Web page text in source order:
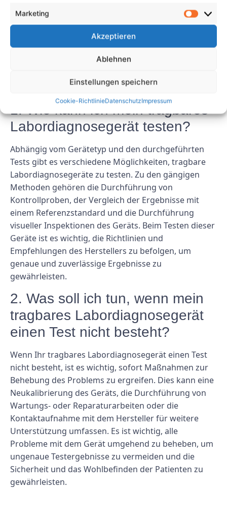
Marketing
Akzeptieren
Ablehnen
Einstellungen speichern
Cookie-RichtlinieDatenschutzImpressum
die Geräte ordnungsgemäß verwendet werden.
Indem sie den Tests Priorität einräumen, können
medizinische Fachkräfte auf die Ergebnisse dieser
Geräte vertrauen und ihren Patienten die
bestmögliche Versorgung bieten.
1. Wie kann ich mein tragbares
Labordiagnosegerät testen?
Abhängig vom Gerätetyp und den durchgeführten
Tests gibt es verschiedene Möglichkeiten, tragbare
Labordiagnosegeräte zu testen. Zu den gängigen
Methoden gehören die Durchführung von
Kontrollproben, der Vergleich der Ergebnisse mit
einem Referenzstandard und die Durchführung
visueller Inspektionen des Geräts. Beim Testen dieser
Geräte ist es wichtig, die Richtlinien und
Empfehlungen des Herstellers zu befolgen, um
genaue und zuverlässige Ergebnisse zu
gewährleisten.
2. Was soll ich tun, wenn mein
tragbares Labordiagnosegerät
einen Test nicht besteht?
Wenn Ihr tragbares Labordiagnosegerät einen Test
nicht besteht, ist es wichtig, sofort Maßnahmen zur
Behebung des Problems zu ergreifen. Dies kann eine
Neukalibrierung des Geräts, die Durchführung von
Wartungs- oder Reparaturarbeiten oder die
Kontaktaufnahme mit dem Hersteller für weitere
Unterstützung umfassen. Es ist wichtig, alle
Probleme mit dem Gerät umgehend zu beheben, um
ungenaue Testergebnisse zu vermeiden und die
Sicherheit und das Wohlbefinden der Patienten zu
gewährleisten.